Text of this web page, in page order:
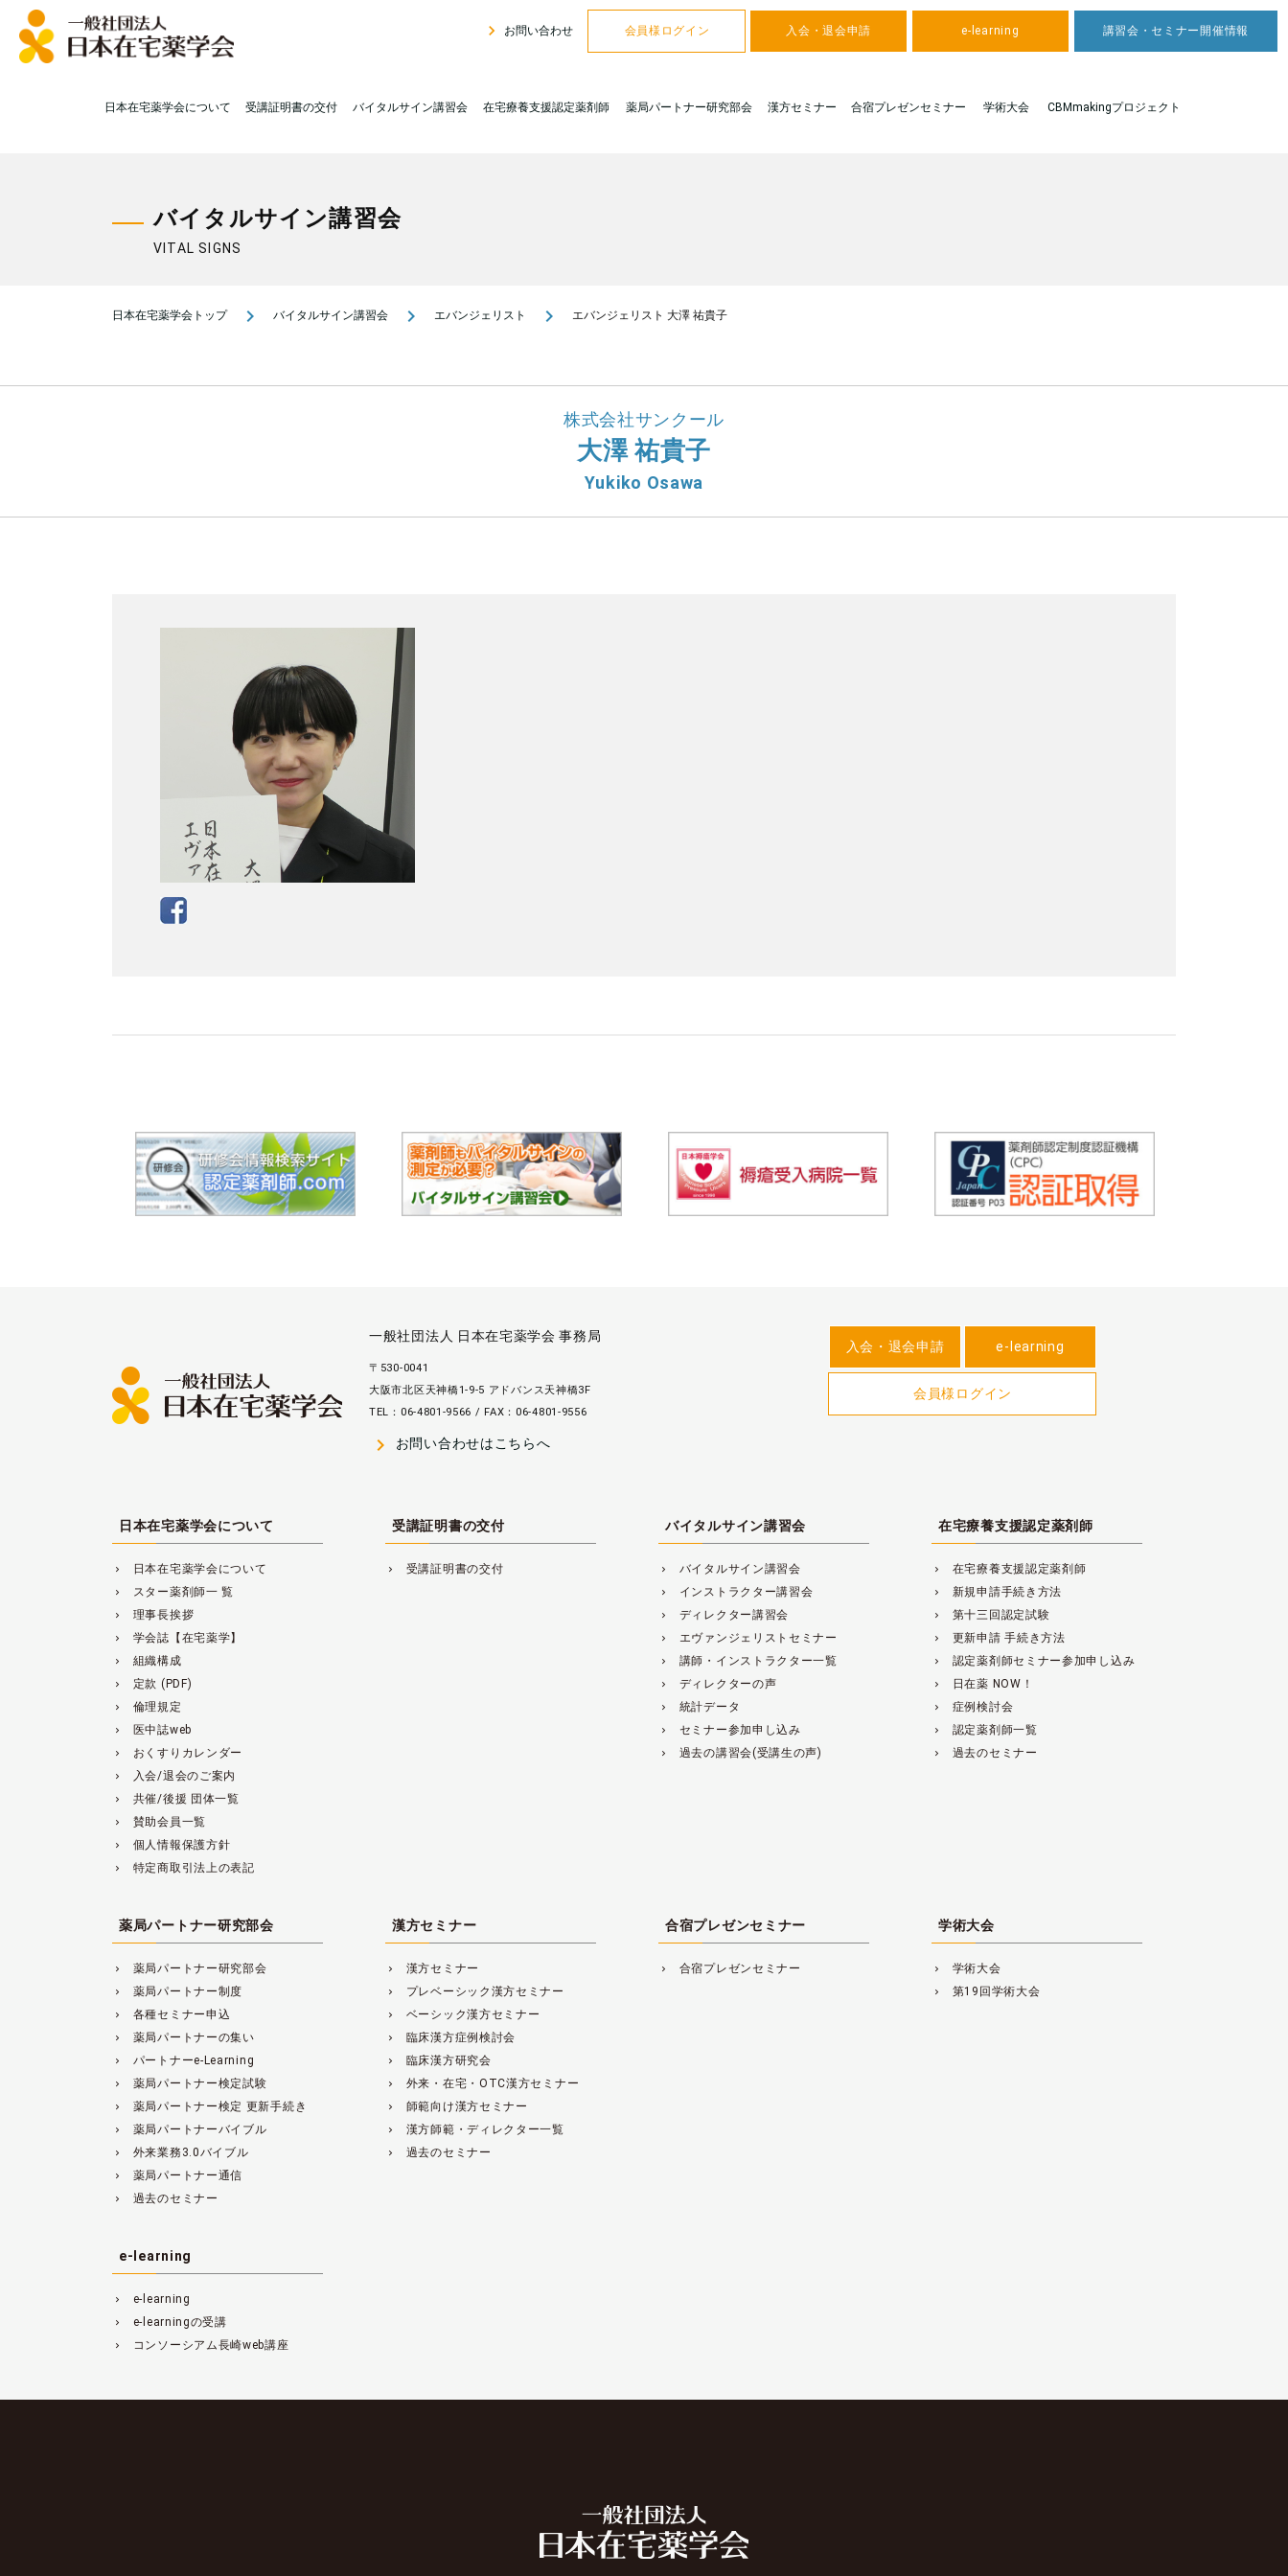
navigate_next お問い合わせ 会員様ログイン 入会・退会申請 e-learning 講習会・セミナー開催情報
日本在宅薬学会について 受講証明書の交付 バイタルサイン講習会 在宅療養支援認定薬剤師 薬局パートナー研究部会 漢方セミナー 合宿プレゼンセミナー 学術大会 CBMmakingプロジェクト
バイタルサイン講習会
VITAL SIGNS
日本在宅薬学会トップ navigate_next バイタルサイン講習会 navigate_next エバンジェリスト navigate_next エバンジェリスト 大澤 祐貴子
株式会社サンクール
大澤 祐貴子
Yukiko Osawa
一般社団法人 日本在宅薬学会 事務局
〒530-0041
大阪市北区天神橋1-9-5 アドバンス天神橋3F
TEL：06-4801-9566 / FAX：06-4801-9556
navigate_next お問い合わせはこちらへ
入会・退会申請 e-learning
会員様ログイン
日本在宅薬学会について
navigate_next 日本在宅薬学会について
navigate_next スター薬剤師一 覧
navigate_next 理事長挨拶
navigate_next 学会誌【在宅薬学】
navigate_next 組織構成
navigate_next 定款 (PDF)
navigate_next 倫理規定
navigate_next 医中誌web
navigate_next おくすりカレンダー
navigate_next 入会/退会のご案内
navigate_next 共催/後援 団体一覧
navigate_next 賛助会員一覧
navigate_next 個人情報保護方針
navigate_next 特定商取引法上の表記
受講証明書の交付
navigate_next 受講証明書の交付
バイタルサイン講習会
navigate_next バイタルサイン講習会
navigate_next インストラクター講習会
navigate_next ディレクター講習会
navigate_next エヴァンジェリストセミナー
navigate_next 講師・インストラクター一覧
navigate_next ディレクターの声
navigate_next 統計データ
navigate_next セミナー参加申し込み
navigate_next 過去の講習会(受講生の声)
在宅療養支援認定薬剤師
navigate_next 在宅療養支援認定薬剤師
navigate_next 新規申請手続き方法
navigate_next 第十三回認定試験
navigate_next 更新申請 手続き方法
navigate_next 認定薬剤師セミナー参加申し込み
navigate_next 日在薬 NOW！
navigate_next 症例検討会
navigate_next 認定薬剤師一覧
navigate_next 過去のセミナー
薬局パートナー研究部会
navigate_next 薬局パートナー研究部会
navigate_next 薬局パートナー制度
navigate_next 各種セミナー申込
navigate_next 薬局パートナーの集い
navigate_next パートナーe-Learning
navigate_next 薬局パートナー検定試験
navigate_next 薬局パートナー検定 更新手続き
navigate_next 薬局パートナーバイブル
navigate_next 外来業務3.0バイブル
navigate_next 薬局パートナー通信
navigate_next 過去のセミナー
漢方セミナー
navigate_next 漢方セミナー
navigate_next プレベーシック漢方セミナー
navigate_next ベーシック漢方セミナー
navigate_next 臨床漢方症例検討会
navigate_next 臨床漢方研究会
navigate_next 外来・在宅・OTC漢方セミナー
navigate_next 師範向け漢方セミナー
navigate_next 漢方師範・ディレクター一覧
navigate_next 過去のセミナー
合宿プレゼンセミナー
navigate_next 合宿プレゼンセミナー
学術大会
navigate_next 学術大会
navigate_next 第19回学術大会
e-learning
navigate_next e-learning
navigate_next e-learningの受講
navigate_next コンソーシアム長崎web講座